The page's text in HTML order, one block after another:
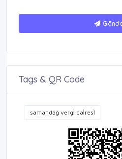
Tags & QR Code
samandağ vergi̇ dai̇resi̇